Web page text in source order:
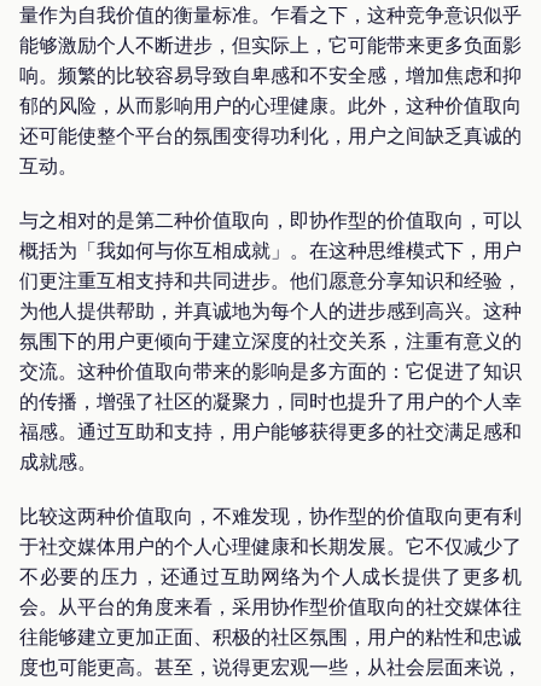
量作为自我价值的衡量标准。乍看之下，这种竞争意识似乎
能够激励个人不断进步，但实际上，它可能带来更多负面影
响。频繁的比较容易导致自卑感和不安全感，增加焦虑和抑
郁的风险，从而影响用户的心理健康。此外，这种价值取向
还可能使整个平台的氛围变得功利化，用户之间缺乏真诚的
互动。
与之相对的是第二种价值取向，即协作型的价值取向，可以
概括为「我如何与你互相成就」。在这种思维模式下，用户
们更注重互相支持和共同进步。他们愿意分享知识和经验，
为他人提供帮助，并真诚地为每个人的进步感到高兴。这种
氛围下的用户更倾向于建立深度的社交关系，注重有意义的
交流。这种价值取向带来的影响是多方面的：它促进了知识
的传播，增强了社区的凝聚力，同时也提升了用户的个人幸
福感。通过互助和支持，用户能够获得更多的社交满足感和
成就感。
比较这两种价值取向，不难发现，协作型的价值取向更有利
于社交媒体用户的个人心理健康和长期发展。它不仅减少了
不必要的压力，还通过互助网络为个人成长提供了更多机
会。从平台的角度来看，采用协作型价值取向的社交媒体往
往能够建立更加正面、积极的社区氛围，用户的粘性和忠诚
度也可能更高。甚至，说得更宏观一些，从社会层面来说，